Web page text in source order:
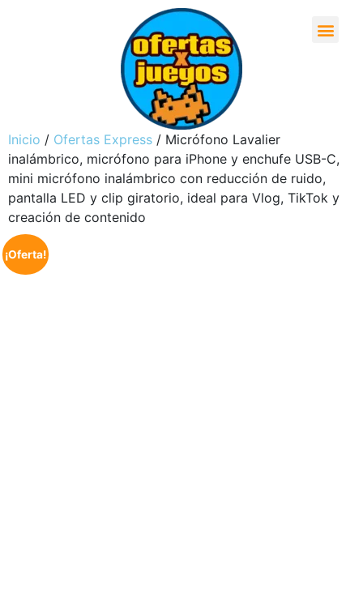
Inicio / Ofertas Express / Micrófono Lavalier
inalámbrico, micrófono para iPhone y enchufe USB-C,
mini micrófono inalámbrico con reducción de ruido,
pantalla LED y clip giratorio, ideal para Vlog, TikTok y
creación de contenido
¡Oferta!